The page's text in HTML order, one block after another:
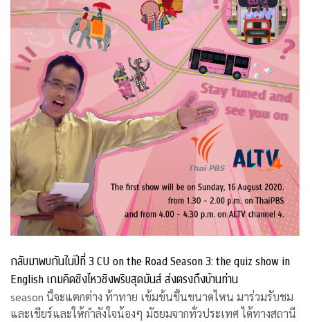
กลับมาพบกันในปีที่ 3 CU on the Road Season 3: the quiz show in
English เกมคิดชิงไหวชิงพริบสุดมันส์ ส่งตรงถึงบ้านท่าน
season นี้จะแตกต่าง ท้าทาย เข้มข้นขึ้นขนาดไหน มาร่วมรับชม
และเชียร์และให้กำลังใจน้องๆ มัธยมจากทั่วประเทศ ได้ทางสถานี